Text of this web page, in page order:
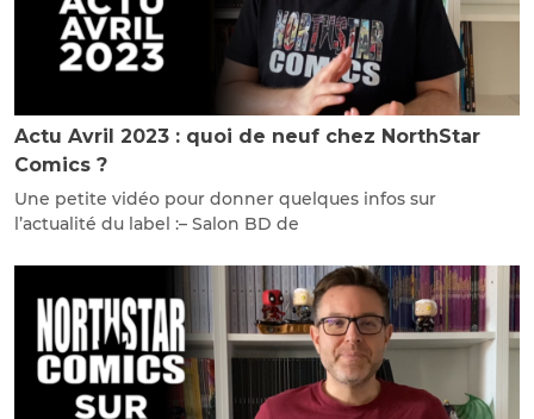
Actu Avril 2023 : quoi de neuf chez NorthStar
Comics ?
Une petite vidéo pour donner quelques infos sur
l’actualité du label :– Salon BD de